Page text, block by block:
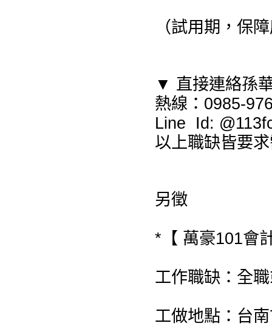
（試用期，保
▼ 直接連絡孫
熱線：0985-
Line Id:
以上職缺皆要
另徵
*【 萬豪101會
工作職缺：全
工做地點：台